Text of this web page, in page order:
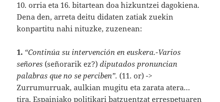
10. orria eta 16. bitartean doa hizkuntzei dagokiena.
Dena den, arreta deitu didaten zatiak zuekin
konpartitu nahi nituzke, zuzenean:
1. “Continúa su intervención en euskera.-Varios
señores(señorarik ez?)diputados pronuncian
palabras que no se perciben”.(11. or) ->
Zurrumurruak, aulkian mugitu eta zarata atera…
tira, Espainiako politikari batzuentzat errespetuaren